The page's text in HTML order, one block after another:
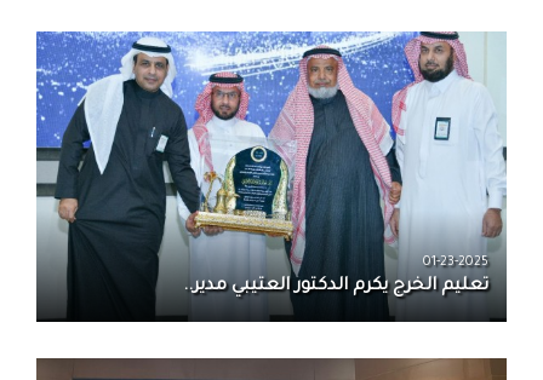
01-23-2025
تعليم الخرج يكرم الدكتور العتيبي مدير..